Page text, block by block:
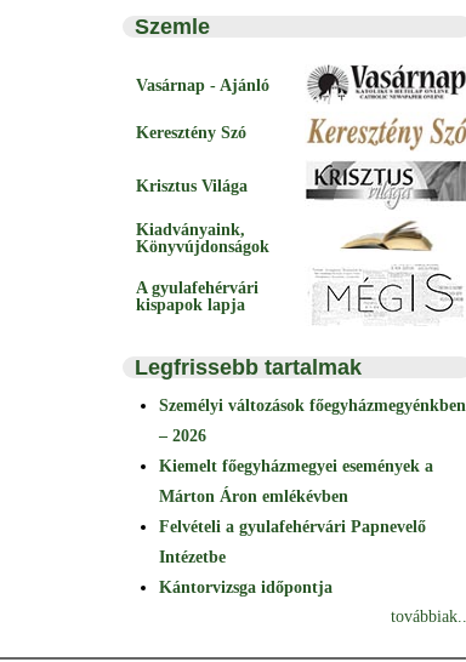
Szemle
Vasárnap - Ajánló
Keresztény Szó
Krisztus Világa
Kiadványaink,
Könyvújdonságok
A gyulafehérvári
kispapok lapja
Legfrissebb tartalmak
Személyi változások főegyházmegyénkben
– 2026
Kiemelt főegyházmegyei események a
Márton Áron emlékévben
Felvételi a gyulafehérvári Papnevelő
Intézetbe
Kántorvizsga időpontja
továbbiak...